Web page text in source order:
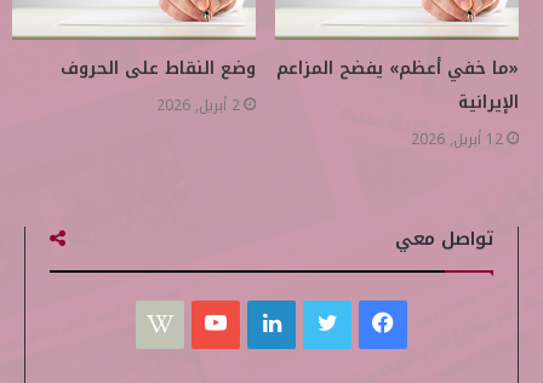
«ما خفي أعظم» يفضح المزاعم
الإيرانية
12 أبريل, 2026
وضع النقاط على الحروف
2 أبريل, 2026
تواصل معي